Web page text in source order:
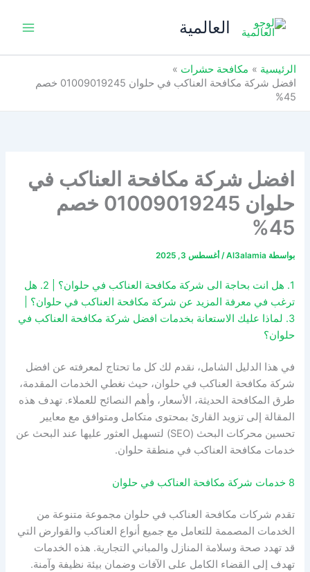
العالمية
الرئيسية
مكافحة حشرات
افضل شركة مكافحة العناكب في حلوان 01009019245 خصم
45%
افضل شركة مكافحة العناكب في
حلوان 01009019245 خصم
45%
بواسطة Al3alamia
/ أغسطس 3, 2025
1. هل انت بحاجة الى شركة مكافحة العناكب في حلوان؟ | 2. هل
ترغب في معرفة المزيد عن شركة مكافحة العناكب في حلوان؟ |
3. لماذا عليك الاستعانة بخدمات افضل شركة مكافحة العناكب في
حلوان؟
في هذا الدليل الشامل، نقدم لك كل ما تحتاج لمعرفته عن افضل
شركة مكافحة العناكب في حلوان، حيث نغطي الخدمات المقدمة،
طرق المكافحة الحديثة، الأسعار، وأهم النصائح للعملاء. تهدف هذه
المقالة إلى تزويد القارئ بمحتوى متكامل ومتوافق مع معايير
تحسين محركات البحث (SEO) لتسهيل العثور عليها عند البحث عن
خدمات مكافحة العناكب في منطقة حلوان.
8 خدمات شركة مكافحة العناكب في حلوان
تقدم شركات مكافحة العناكب في حلوان مجموعة متنوعة من
الخدمات المصممة للتعامل مع جميع أنواع العناكب والقوارض التي
قد تهدد صحة وسلامة المنازل والمباني التجارية. هذه الخدمات
تهدف إلى القضاء الكامل على الآفات وضمان بيئة نظيفة وآمنة.